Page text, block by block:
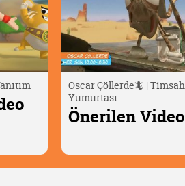
Oscar Çöllerde🦎 | Timsah
Yumurtası
Önerilen Video